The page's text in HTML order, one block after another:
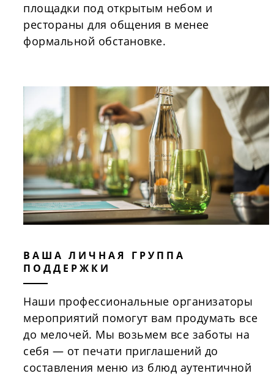
площадки под открытым небом и
рестораны для общения в менее
формальной обстановке.
ВАША ЛИЧНАЯ ГРУППА
ПОДДЕРЖКИ
Наши профессиональные организаторы
мероприятий помогут вам продумать все
до мелочей. Мы возьмем все заботы на
себя — от печати приглашений до
составления меню из блюд аутентичной